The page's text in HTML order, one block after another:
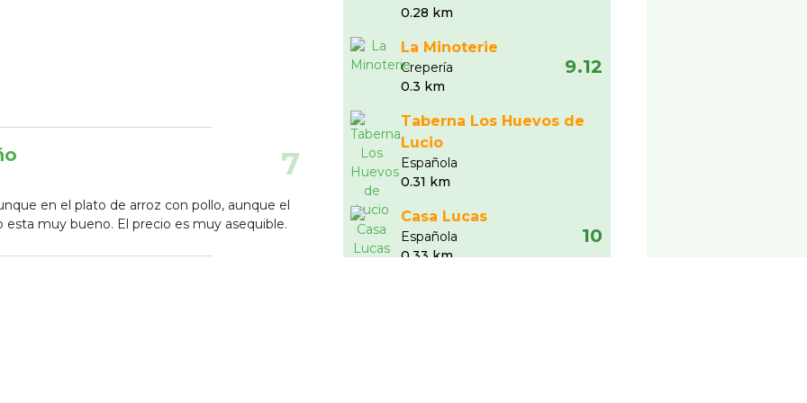
7
en el plato de arroz con pollo, aunque el
esta muy bueno. El precio es muy asequible.
0.28 km
La Minoterie
Creperí­a
0.3 km
9.12
Taberna Los Huevos de
Lucio
Española
0.31 km
Casa Lucas
Española
0.33 km
10